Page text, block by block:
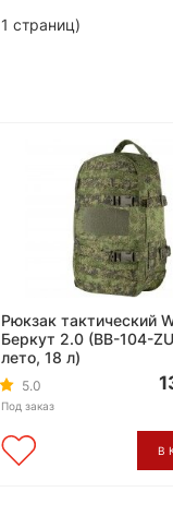
страниц)
Рюкзак тактический
Беркут 2.0 (BB-104-
лето, 18 л)
5.0
Под заказ
В